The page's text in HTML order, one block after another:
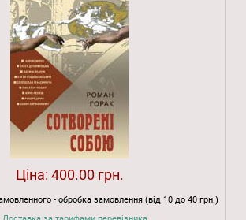
Ціна: 400.00 грн.
- обробка замовлення (від 10 до 40 грн.)